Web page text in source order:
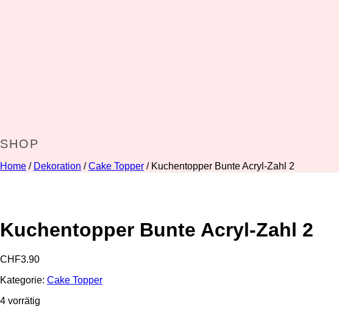
SHOP
Home / Dekoration /Cake Topper / Kuchentopper Bunte Acryl-Zahl 2
Kuchentopper Bunte Acryl-Zahl 2
CHF3.90
Kategorie: Cake Topper
4 vorrätig